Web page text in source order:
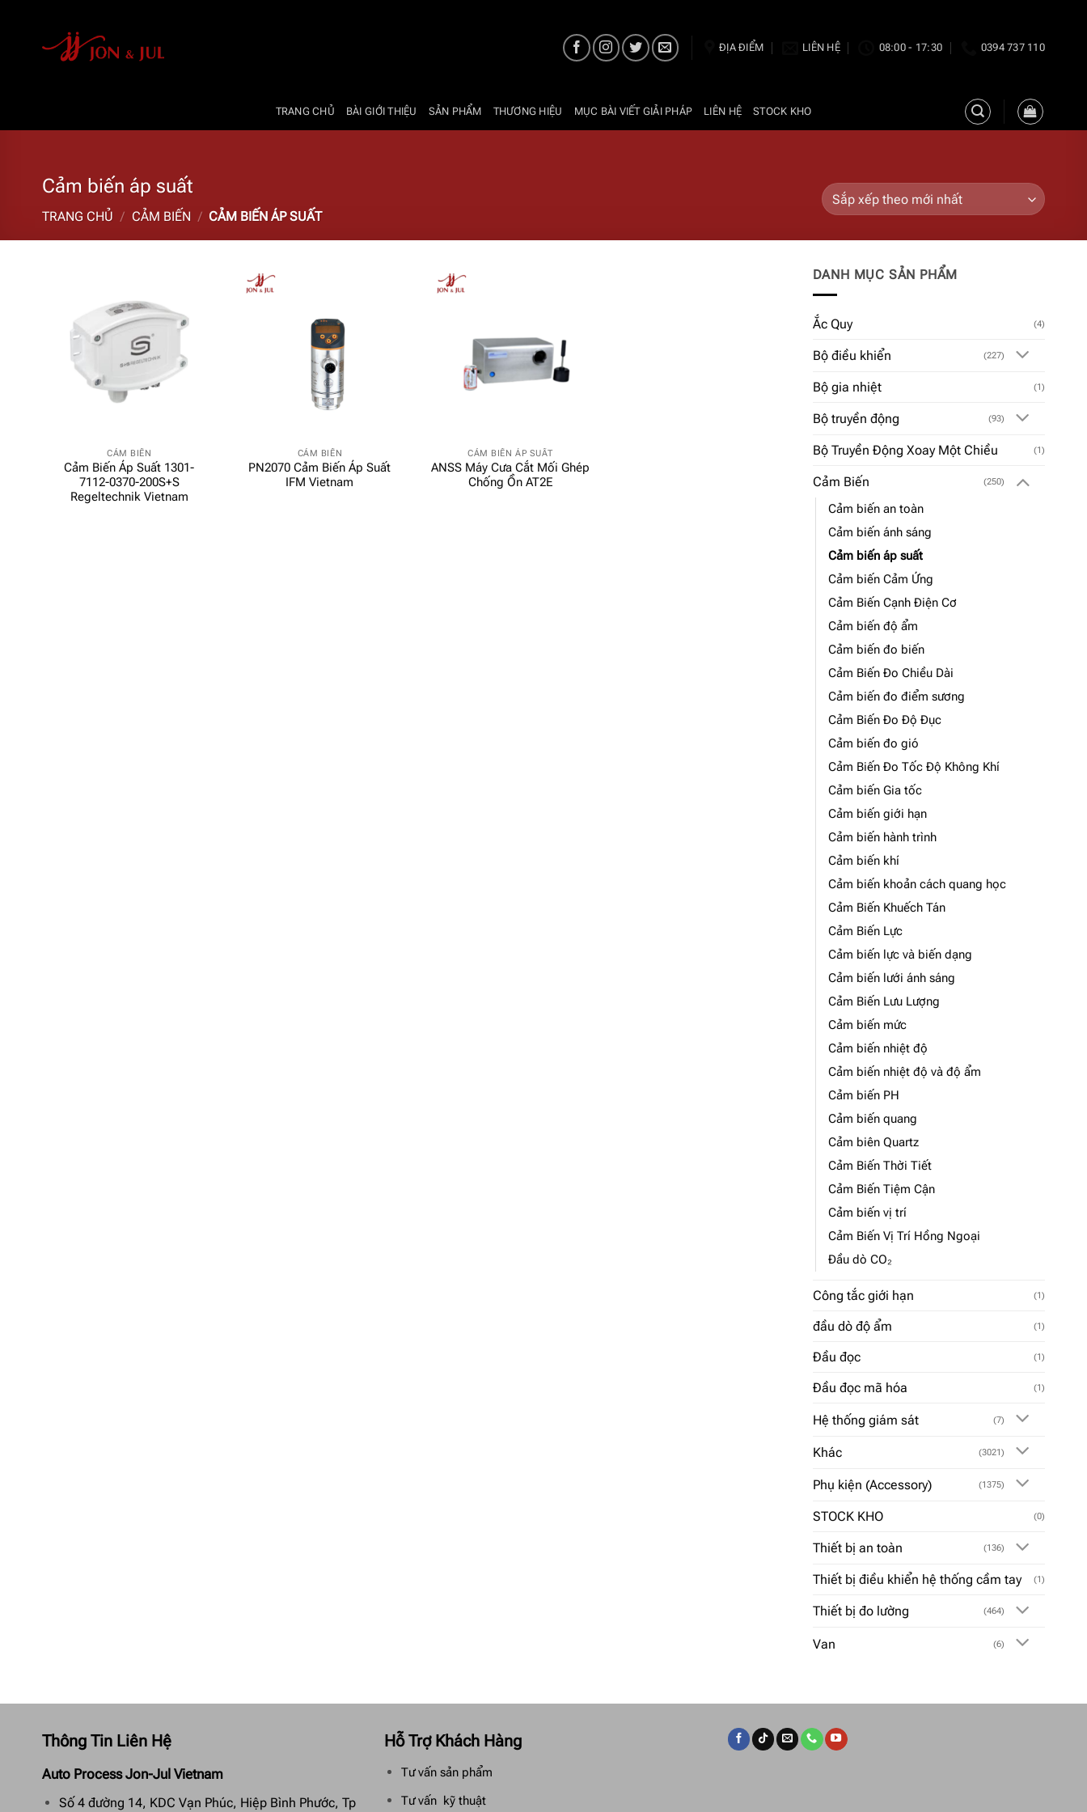
ĐỊA ĐIỂM LIÊN HỆ 08:00 - 17:30 0394 737 110
TRANG CHỦ BÀI GIỚI THIỆU SẢN PHẨM THƯƠNG HIỆU MỤC BÀI VIẾT GIẢI PHÁP LIÊN HỆ STOCK KHO
Cảm biến áp suất
TRANG CHỦ / CẢM BIẾN / CẢM BIẾN ÁP SUẤT
CẢM BIẾN
Cảm Biến Áp Suất 1301-
7112-0370-200S+S
Regeltechnik Vietnam
CẢM BIẾN
PN2070 Cảm Biến Áp Suất
IFM Vietnam
CẢM BIẾN ÁP SUẤT
ANSS Máy Cưa Cắt Mối Ghép
Chống Ồn AT2E
DANH MỤC SẢN PHẨM
Ắc Quy (4)
Bộ điều khiển (227)
Bộ gia nhiệt (1)
Bộ truyền động (93)
Bộ Truyền Động Xoay Một Chiều (1)
Cảm Biến (250)
Cảm biến an toàn
Cảm biến ánh sáng
Cảm biến áp suất
Cảm biến Cảm Ứng
Cảm Biến Cạnh Điện Cơ
Cảm biến độ ẩm
Cảm biến đo biến
Cảm Biến Đo Chiều Dài
Cảm biến đo điểm sương
Cảm Biến Đo Độ Đục
Cảm biến đo gió
Cảm Biến Đo Tốc Độ Không Khí
Cảm biến Gia tốc
Cảm biến giới hạn
Cảm biến hành trình
Cảm biến khí
Cảm biến khoản cách quang học
Cảm Biến Khuếch Tán
Cảm Biến Lực
Cảm biến lực và biến dạng
Cảm biến lưới ánh sáng
Cảm Biến Lưu Lượng
Cảm biến mức
Cảm biến nhiệt độ
Cảm biến nhiệt độ và độ ẩm
Cảm biến PH
Cảm biến quang
Cảm biên Quartz
Cảm Biến Thời Tiết
Cảm Biến Tiệm Cận
Cảm biến vị trí
Cảm Biến Vị Trí Hồng Ngoại
Đầu dò CO₂
Công tắc giới hạn (1)
đầu dò độ ẩm (1)
Đầu đọc (1)
Đầu đọc mã hóa (1)
Hệ thống giám sát (7)
Khác (3021)
Phụ kiện (Accessory) (1375)
STOCK KHO (0)
Thiết bị an toàn (136)
Thiết bị điều khiển hệ thống cầm tay (1)
Thiết bị đo lường (464)
Van (6)
Thông Tin Liên Hệ
Auto Process Jon-Jul Vietnam
Số 4 đường 14, KDC Vạn Phúc, Hiệp Bình Phước, Tp
Hỗ Trợ Khách Hàng
Tư vấn sản phẩm
Tư vấn kỹ thuật